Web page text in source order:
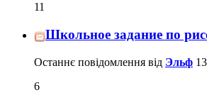
11
Школьное задание по
Останнє повідомлення від Эльф
6